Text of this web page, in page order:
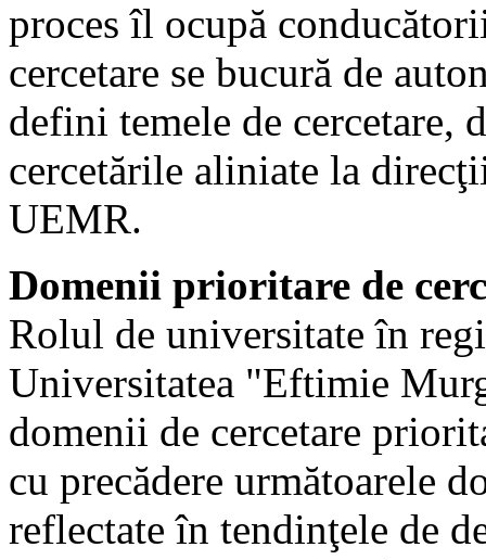
proces îl ocupă
cercetare se bucură de
defini temele de cercetare,
cercetările aliniate la
UEMR.
Domenii prioritare de
Rolul de universitate în
Universitatea "Eftimie
domenii de cercetare
cu precădere următoarele
reflectate în tendinţele de